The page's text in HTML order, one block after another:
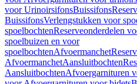
voor UrinoirsifonsBuissifons
BuissifonsVerlengstukken voor
spoelbochtenReserveonderdelen
spoelbuizen en voor
spoelbochtenAfvoermanchet
AfvoermanchetAansluitbochten
AansluitbochtenAfvoergarnituren